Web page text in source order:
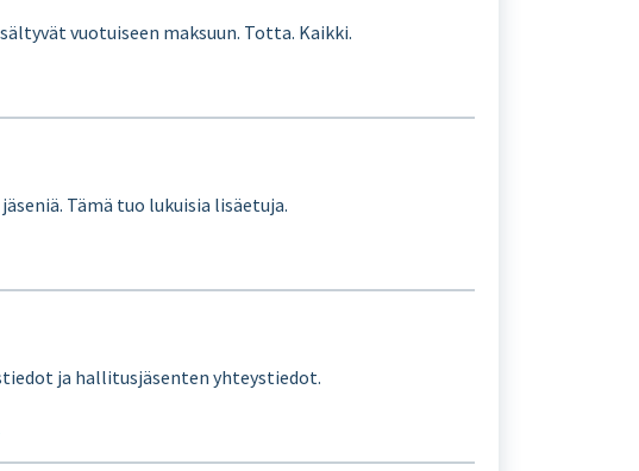
vuotuiseen maksuun. Totta. Kaikki.
Tämä tuo lukuisia lisäetuja.
ja hallitusjäsenten yhteystiedot.